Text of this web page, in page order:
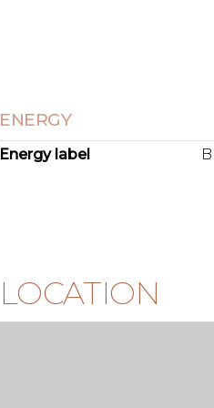
BIJZONDERHEDEN
ENERGY
Energy label B
LOCATION